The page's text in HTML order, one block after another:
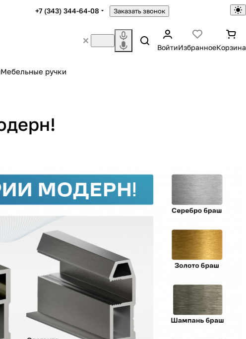
+7 (343) 344-64-08 Заказать звонок
ВойтиИзбранноеКорзина
Мебельные ручки